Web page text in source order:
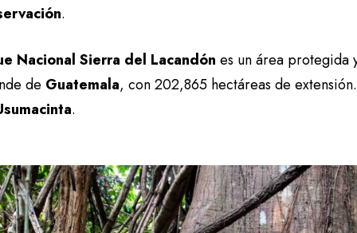
.
Nacional Sierra del Lacandón es un área protegida
de Guatemala, con 202,865 hectáreas de
.